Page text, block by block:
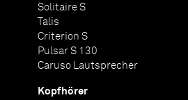
Solitaire S
Talis
Criterion S
Pulsar S 130
Caruso Lautsprecher
Kopfhörer